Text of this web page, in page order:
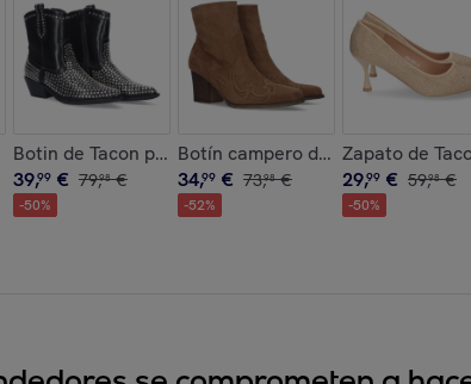
Elegantes, Adornos de Hebillas
Hombre, Estilo Moderno y Cómodo, Ideales para
Botin de Tacon para Mujer
39,99 € 79,98 €
-50%
Botín campero de tacón
34,99 € 73,98 €
-52%
Zapato de
29,99 € 59,98 €
-50%